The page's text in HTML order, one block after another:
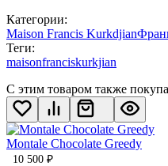
Категории:
Maison Francis Kurkdjian
Теги:
maisonfranciskurkjian
С этим товаром также
Montale Chocolate Greedy
10 500 ₽